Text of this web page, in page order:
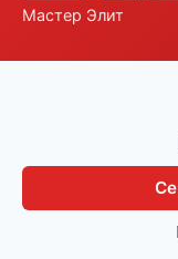
Мастер Элит